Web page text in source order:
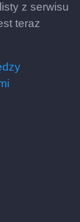
z serwisu
teraz